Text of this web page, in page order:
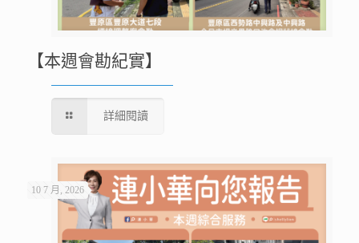
【本週會勘紀實】
詳細閱讀
10 7 月, 2026